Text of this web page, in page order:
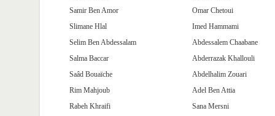
Samir Ben Amor
Slimane Hlal
Selim Ben Abdessalam
Salma Baccar
Saâd Bouaïche
Rim Mahjoub
Rabeh Khraifi
Omar Chetoui
Imed Hammami
Abdessalem Chaabane
Abderrazak Khallouli
Abdelhalim Zouari
Adel Ben Attia
Sana Mersni